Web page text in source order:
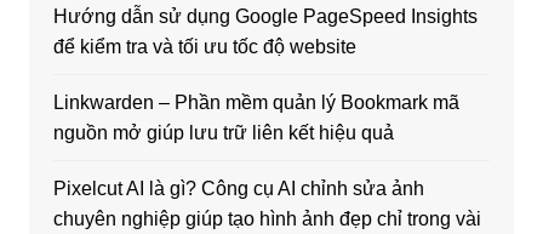
Hướng dẫn sử dụng Google PageSpeed Insights
để kiểm tra và tối ưu tốc độ website
Linkwarden – Phần mềm quản lý Bookmark mã
nguồn mở giúp lưu trữ liên kết hiệu quả
Pixelcut AI là gì? Công cụ AI chỉnh sửa ảnh
chuyên nghiệp giúp tạo hình ảnh đẹp chỉ trong vài